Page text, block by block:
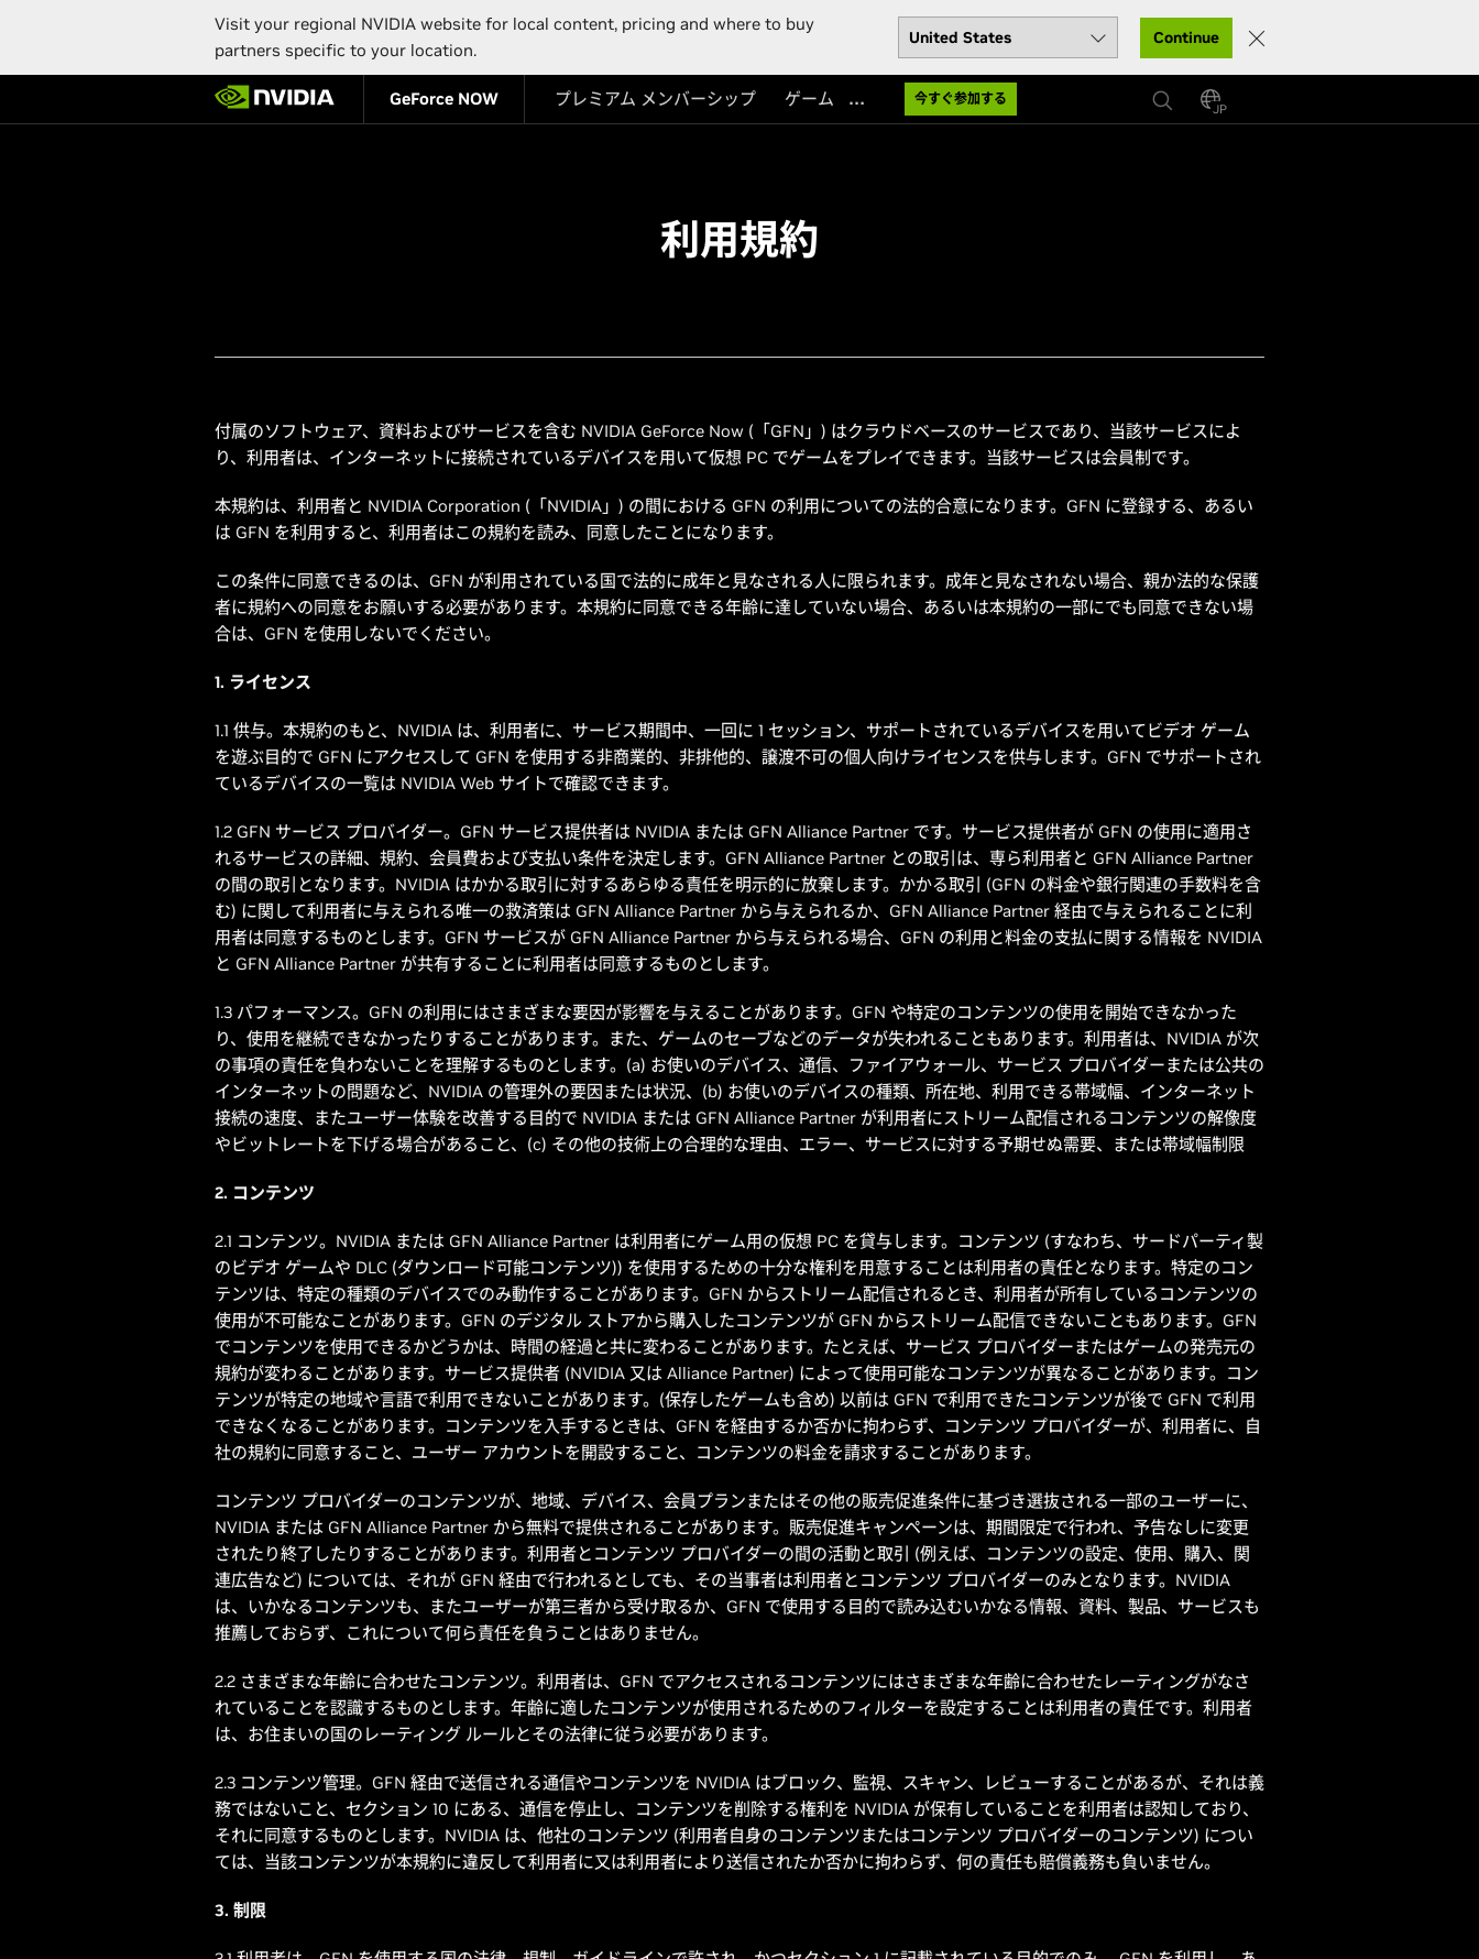
Visit your regional NVIDIA website for local content, pricing and where to buy
partners specific to your location.
Continue
main
GeForce NOW プレミアム メンバーシップ ゲーム … 今すぐ参加する
JP
利用規約
付属のソフトウェア、資料およびサービスを含む NVIDIA GeForce Now (「GFN」) はクラウドベースのサービスであり、当該サービスによ
り、利用者は、インターネットに接続されているデバイスを用いて仮想 PC でゲームをプレイできます。当該サービスは会員制です。
本規約は、利用者と NVIDIA Corporation (「NVIDIA」) の間における GFN の利用についての法的合意になります。GFN に登録する、あるい
は GFN を利用すると、利用者はこの規約を読み、同意したことになります。
この条件に同意できるのは、GFN が利用されている国で法的に成年と見なされる人に限られます。成年と見なされない場合、親か法的な保護
者に規約への同意をお願いする必要があります。本規約に同意できる年齢に達していない場合、あるいは本規約の一部にでも同意できない場
合は、GFN を使用しないでください。
1. ライセンス
1.1 供与。本規約のもと、NVIDIA は、利用者に、サービス期間中、一回に 1 セッション、サポートされているデバイスを用いてビデオ ゲーム
を遊ぶ目的で GFN にアクセスして GFN を使用する非商業的、非排他的、譲渡不可の個人向けライセンスを供与します。GFN でサポートされ
ているデバイスの一覧は NVIDIA Web サイトで確認できます。
1.2 GFN サービス プロバイダー。GFN サービス提供者は NVIDIA または GFN Alliance Partner です。サービス提供者が GFN の使用に適用さ
れるサービスの詳細、規約、会員費および支払い条件を決定します。GFN Alliance Partner との取引は、専ら利用者と GFN Alliance Partner
の間の取引となります。NVIDIA はかかる取引に対するあらゆる責任を明示的に放棄します。かかる取引 (GFN の料金や銀行関連の手数料を含
む) に関して利用者に与えられる唯一の救済策は GFN Alliance Partner から与えられるか、GFN Alliance Partner 経由で与えられることに利
用者は同意するものとします。GFN サービスが GFN Alliance Partner から与えられる場合、GFN の利用と料金の支払に関する情報を NVIDIA
と GFN Alliance Partner が共有することに利用者は同意するものとします。
1.3 パフォーマンス。GFN の利用にはさまざまな要因が影響を与えることがあります。GFN や特定のコンテンツの使用を開始できなかった
り、使用を継続できなかったりすることがあります。また、ゲームのセーブなどのデータが失われることもあります。利用者は、NVIDIA が次
の事項の責任を負わないことを理解するものとします。(a) お使いのデバイス、通信、ファイアウォール、サービス プロバイダーまたは公共の
インターネットの問題など、NVIDIA の管理外の要因または状況、(b) お使いのデバイスの種類、所在地、利用できる帯域幅、インターネット
接続の速度、またユーザー体験を改善する目的で NVIDIA または GFN Alliance Partner が利用者にストリーム配信されるコンテンツの解像度
やビットレートを下げる場合があること、(c) その他の技術上の合理的な理由、エラー、サービスに対する予期せぬ需要、または帯域幅制限
2. コンテンツ
2.1 コンテンツ。NVIDIA または GFN Alliance Partner は利用者にゲーム用の仮想 PC を貸与します。コンテンツ (すなわち、サードパーティ製
のビデオ ゲームや DLC (ダウンロード可能コンテンツ)) を使用するための十分な権利を用意することは利用者の責任となります。特定のコン
テンツは、特定の種類のデバイスでのみ動作することがあります。GFN からストリーム配信されるとき、利用者が所有しているコンテンツの
使用が不可能なことがあります。GFN のデジタル ストアから購入したコンテンツが GFN からストリーム配信できないこともあります。GFN
でコンテンツを使用できるかどうかは、時間の経過と共に変わることがあります。たとえば、サービス プロバイダーまたはゲームの発売元の
規約が変わることがあります。サービス提供者 (NVIDIA 又は Alliance Partner) によって使用可能なコンテンツが異なることがあります。コン
テンツが特定の地域や言語で利用できないことがあります。(保存したゲームも含め) 以前は GFN で利用できたコンテンツが後で GFN で利用
できなくなることがあります。コンテンツを入手するときは、GFN を経由するか否かに拘わらず、コンテンツ プロバイダーが、利用者に、自
社の規約に同意すること、ユーザー アカウントを開設すること、コンテンツの料金を請求することがあります。
コンテンツ プロバイダーのコンテンツが、地域、デバイス、会員プランまたはその他の販売促進条件に基づき選抜される一部のユーザーに、
NVIDIA または GFN Alliance Partner から無料で提供されることがあります。販売促進キャンペーンは、期間限定で行われ、予告なしに変更
されたり終了したりすることがあります。利用者とコンテンツ プロバイダーの間の活動と取引 (例えば、コンテンツの設定、使用、購入、関
連広告など) については、それが GFN 経由で行われるとしても、その当事者は利用者とコンテンツ プロバイダーのみとなります。NVIDIA
は、いかなるコンテンツも、またユーザーが第三者から受け取るか、GFN で使用する目的で読み込むいかなる情報、資料、製品、サービスも
推薦しておらず、これについて何ら責任を負うことはありません。
2.2 さまざまな年齢に合わせたコンテンツ。利用者は、GFN でアクセスされるコンテンツにはさまざまな年齢に合わせたレーティングがなさ
れていることを認識するものとします。年齢に適したコンテンツが使用されるためのフィルターを設定することは利用者の責任です。利用者
は、お住まいの国のレーティング ルールとその法律に従う必要があります。
2.3 コンテンツ管理。GFN 経由で送信される通信やコンテンツを NVIDIA はブロック、監視、スキャン、レビューすることがあるが、それは義
務ではないこと、セクション 10 にある、通信を停止し、コンテンツを削除する権利を NVIDIA が保有していることを利用者は認知しており、
それに同意するものとします。NVIDIA は、他社のコンテンツ (利用者自身のコンテンツまたはコンテンツ プロバイダーのコンテンツ) につい
ては、当該コンテンツが本規約に違反して利用者に又は利用者により送信されたか否かに拘わらず、何の責任も賠償義務も負いません。
3. 制限